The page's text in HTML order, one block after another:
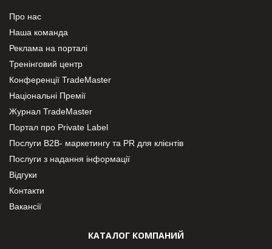
Про нас
Наша команда
Реклама на порталі
Тренінговий центр
Конференції TradeMaster
Національні Премії
Журнал TradeMaster
Портал про Private Label
Послуги В2В- маркетингу та PR для клієнтів
Послуги з надання інформації
Відгуки
Контакти
Вакансії
КАТАЛОГ КОМПАНИЙ